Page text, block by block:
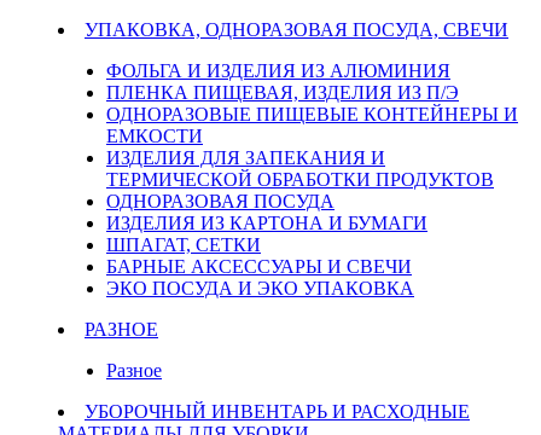
УПАКОВКА, ОДНОРАЗОВАЯ ПОСУДА, СВЕЧИ
ФОЛЬГА И ИЗДЕЛИЯ ИЗ АЛЮМИНИЯ
ПЛЕНКА ПИЩЕВАЯ, ИЗДЕЛИЯ ИЗ П/Э
ОДНОРАЗОВЫЕ ПИЩЕВЫЕ КОНТЕЙНЕРЫ И
ЕМКОСТИ
ИЗДЕЛИЯ ДЛЯ ЗАПЕКАНИЯ И
ТЕРМИЧЕСКОЙ ОБРАБОТКИ ПРОДУКТОВ
ОДНОРАЗОВАЯ ПОСУДА
ИЗДЕЛИЯ ИЗ КАРТОНА И БУМАГИ
ШПАГАТ, СЕТКИ
БАРНЫЕ АКСЕССУАРЫ И СВЕЧИ
ЭКО ПОСУДА И ЭКО УПАКОВКА
РАЗНОЕ
Разное
УБОРОЧНЫЙ ИНВЕНТАРЬ И РАСХОДНЫЕ